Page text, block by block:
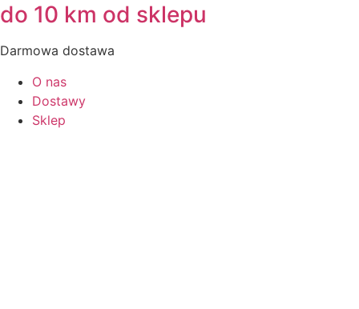
do 10 km od sklepu
Darmowa dostawa
O nas
Dostawy
Sklep